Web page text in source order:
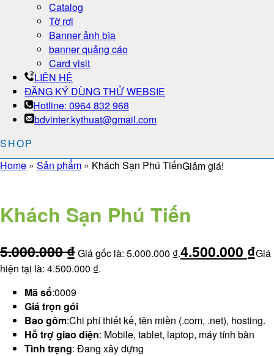
Catalog
Tờ rơi
Banner ảnh bìa
banner quảng cáo
Card visit
LIÊN HỆ
ĐĂNG KÝ DÙNG THỬ WEBSIE
Hotline: 0964 832 968
bdvinter.kythuat@gmail.com
SHOP
Home » Sản phẩm » Khách Sạn Phú TiếnGiảm giá!
Khách Sạn Phú Tiến
5.000.000₫Giá gốc là: 5.000.000 ₫.4.500.000 ₫Giá
hiện tại là: 4.500.000 ₫.
Mã số:0009
Giá trọn gói
Bao gồm:Chi phí thiết kế, tên miền (.com, .net), hosting.
Hỗ trợ giao diện: Mobile, tablet, laptop, máy tính bàn
Tình trạng: Đang xây dựng